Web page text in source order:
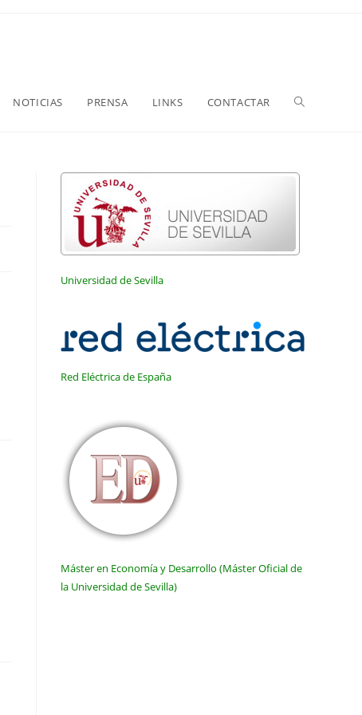
NOTICIAS PRENSA LINKS CONTACTAR
Universidad de Sevilla
Red Eléctrica de España
Máster en Economía y Desarrollo (Máster Oficial de
la Universidad de Sevilla)